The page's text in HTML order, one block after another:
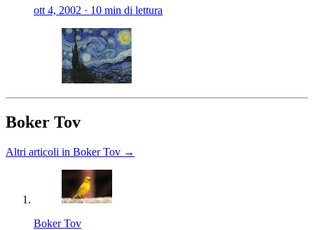
ott 4, 2002 · 10 min di lettura
Boker Tov
Altri articoli in Boker Tov →
Boker Tov